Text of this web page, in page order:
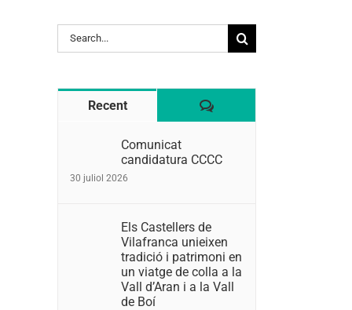
Search
for:
Recent Comentaris
Comunicat
candidatura CCCC
30 juliol 2026
Els Castellers de
Vilafranca unieixen
tradició i patrimoni en
un viatge de colla a la
Vall d’Aran i a la Vall
de Boí